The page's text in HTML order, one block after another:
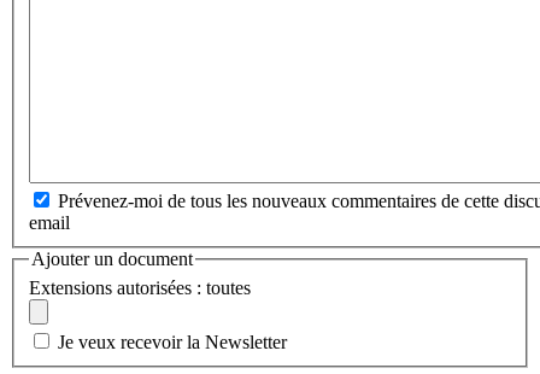
Prévenez-moi de tous les nouveaux commentaires de cette
email
Ajouter un document
Extensions autorisées : toutes
Je veux recevoir la Newsletter